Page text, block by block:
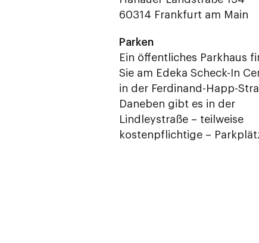
60314 Frankfurt am Main
Parken
Ein öffentliches Parkhaus
Sie am Edeka Scheck-In
in der Ferdinand-Happ-
Daneben gibt es in der
Lindleystraße – teilweise
kostenpflichtige –